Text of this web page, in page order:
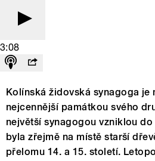
3:08
Kolínská židovská synagoga je
nejcennější památkou svého
největší synagogou vzniklou
byla zřejmě na místě starší
přelomu 14. a 15. století.